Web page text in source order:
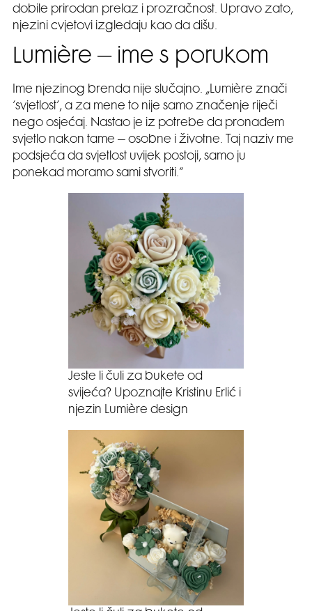
dobile prirodan prelaz i prozračnost. Upravo zato,
njezini cvjetovi izgledaju kao da dišu.
Lumière – ime s porukom
Ime njezinog brenda nije slučajno. „Lumière znači
‘svjetlost’, a za mene to nije samo značenje riječi
nego osjećaj. Nastao je iz potrebe da pronađem
svjetlo nakon tame – osobne i životne. Taj naziv me
podsjeća da svjetlost uvijek postoji, samo ju
ponekad moramo sami stvoriti.“
Jeste li čuli za bukete od
svijeća? Upoznajte Kristinu Erlić i
njezin Lumière design